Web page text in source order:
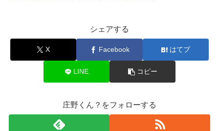
シェアする
X Facebook はてブ
LINE コピー
庄野くん？をフォローする